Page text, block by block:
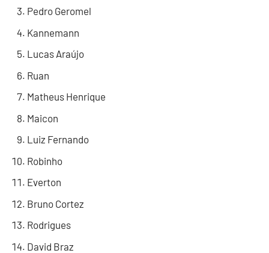
Pedro Geromel
Kannemann
Lucas Araújo
Ruan
Matheus Henrique
Maicon
Luiz Fernando
Robinho
Everton
Bruno Cortez
Rodrigues
David Braz